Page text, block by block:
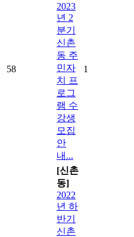
58
2023
년 2
분기
신촌
동 주
민자
치 프
로그
램 수
강생
모집
안
내...
1
[신촌
동]
2022
년 하
반기
신촌